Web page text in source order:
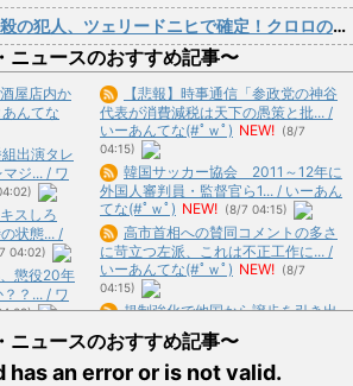
ェリードニヒで確定！クロロの演劇のせいで2人も無駄死ににwwww
ニュースのおすすめ記事〜
屋店内か
んてな
組出演タレ
ジ... / ワ
スしろ
状態... /
04:02)
懲役20年
？... / ワ
新しい洗
コレ... /
04:02)
【悲報】時事通信「参政党の神谷
代表が消費減税は天下の愚策と批... /
いーあんてな(#ﾟｗﾟ) NEW! (8/7
04:15)
韓国サッカー協会 2011～12年に
外国人審判員・監督官ら1... / いーあん
てな(#ﾟｗﾟ) NEW! (8/7 04:15)
高市首相への賛同コメントの多さ
に苛立つ左派、これは不正工作に... /
いーあんてな(#ﾟｗﾟ) NEW! (8/7
04:15)
規制強化で他国から譲歩を引き出
す中国の外交戦略、他国がサプラ... /
いーあんてな(#ﾟｗﾟ)
04:15)
ニュースのおすすめ記事〜
has an error or is not valid.